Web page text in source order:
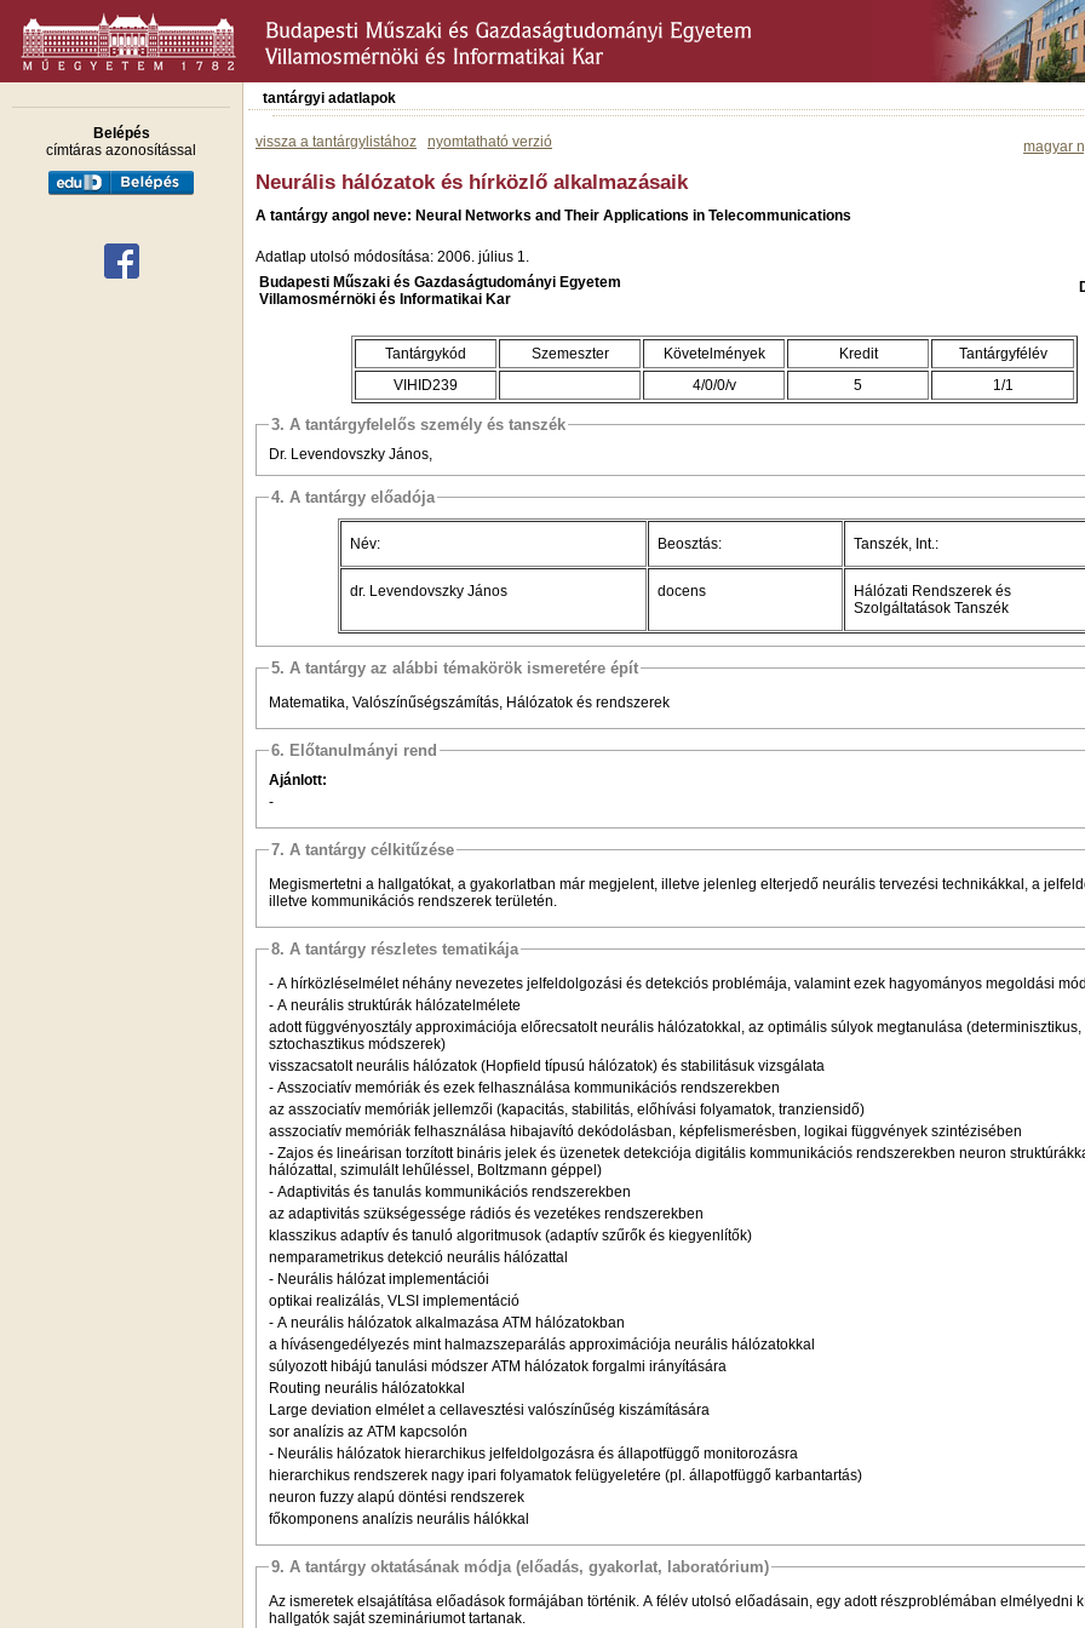
Belépés
címtáras azonosítással
tantárgyi adatlapok
magyar
vissza a tantárgylistához nyomtatható verzió
Neurális hálózatok és hírközlő alkalmazásaik
A tantárgy angol neve: Neural Networks and Their Applications in Telecommunications
Adatlap utolsó módosítása: 2006. július 1.
Budapesti Műszaki és Gazdaságtudományi Egyetem
Villamosmérnöki és Informatikai Kar
Tantárgykód Szemeszter Követelmények Kredit
Tantárgyfélév
VIHID239
4/0/0/v 5 1/1
3. A tantárgyfelelős személy és tanszék
Dr. Levendovszky János,
4. A tantárgy előadója
Név: Beosztás: Tanszék, Int.:
dr. Levendovszky János docens
Hálózati Rendszerek és
Szolgáltatások Tanszék
5. A tantárgy az alábbi témakörök ismeretére épít
Matematika, Valószínűségszámítás, Hálózatok és rendszerek
6. Előtanulmányi rend
Ajánlott:
-
7. A tantárgy célkitűzése
Megismertetni a hallgatókat, a gyakorlatban már megjelent, illetve jelenleg elterjedő neurális tervezési technikákkal, a
illetve kommunikációs rendszerek területén.
8. A tantárgy részletes tematikája
- A hírközléselmélet néhány nevezetes jelfeldolgozási és detekciós problémája, valamint ezek hagyományos megoldási
- A neurális struktúrák hálózatelmélete
adott függvényosztály approximációja előrecsatolt neurális hálózatokkal, az optimális súlyok megtanulása (determinisztikus,
sztochasztikus módszerek)
visszacsatolt neurális hálózatok (Hopfield típusú hálózatok) és stabilitásuk vizsgálata
- Asszociatív memóriák és ezek felhasználása kommunikációs rendszerekben
az asszociatív memóriák jellemzői (kapacitás, stabilitás, előhívási folyamatok, tranziensidő)
asszociatív memóriák felhasználása hibajavító dekódolásban, képfelismerésben, logikai függvények szintézisében
- Zajos és lineárisan torzított bináris jelek és üzenetek detekciója digitális kommunikációs rendszerekben neuron
hálózattal, szimulált lehűléssel, Boltzmann géppel)
- Adaptivitás és tanulás kommunikációs rendszerekben
az adaptivitás szükségessége rádiós és vezetékes rendszerekben
klasszikus adaptív és tanuló algoritmusok (adaptív szűrők és kiegyenlítők)
nemparametrikus detekció neurális hálózattal
- Neurális hálózat implementációi
optikai realizálás, VLSI implementáció
- A neurális hálózatok alkalmazása ATM hálózatokban
a hívásengedélyezés mint halmazszeparálás approximációja neurális hálózatokkal
súlyozott hibájú tanulási módszer ATM hálózatok forgalmi irányítására
Routing neurális hálózatokkal
Large deviation elmélet a cellavesztési valószínűség kiszámítására
sor analízis az ATM kapcsolón
- Neurális hálózatok hierarchikus jelfeldolgozásra és állapotfüggő monitorozásra
hierarchikus rendszerek nagy ipari folyamatok felügyeletére (pl. állapotfüggő karbantartás)
neuron fuzzy alapú döntési rendszerek
főkomponens analízis neurális hálókkal
9. A tantárgy oktatásának módja (előadás, gyakorlat, laboratórium)
Az ismeretek elsajátítása előadások formájában történik. A félév utolsó előadásain, egy adott részproblémában elmélyedni
hallgatók saját szemináriumot tartanak.